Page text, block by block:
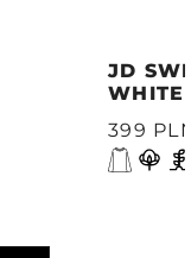
JD
WHITE
399